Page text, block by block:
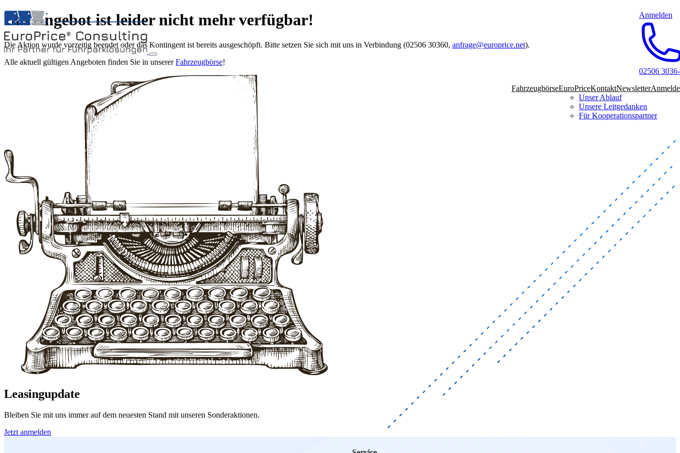
Anmelden
02506
FahrzeugbörseEuroPrice
Unser Ablauf
Unsere Leitgedanken
Für Kooperationspartner
KontaktNewsletter
Das Angebot ist leider nicht mehr verfügbar!
Die Aktion wurde vorzeitig beendet oder das Kontingent ist bereits ausgeschöpft. Bitte setzen Sie sich mit uns in Verbindung (02506 30360, anfrage@europrice.net).
Alle aktuell gültigen Angeboten finden Sie in unsererFahrzeugbörse!
Leasingupdate
Bleiben Sie mit uns immer auf dem neuesten Stand mit unseren Sonderaktionen.
Jetzt anmelden